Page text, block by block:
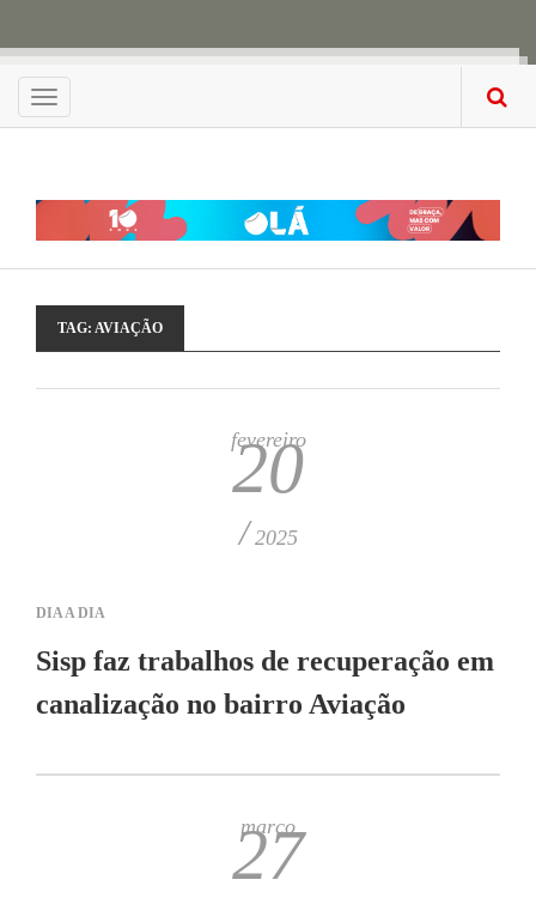
Menu
TAG: AVIAÇÃO
fevereiro
20
/ 2025
DIA A DIA
Sisp faz trabalhos de recuperação em
canalização no bairro Aviação
março
27